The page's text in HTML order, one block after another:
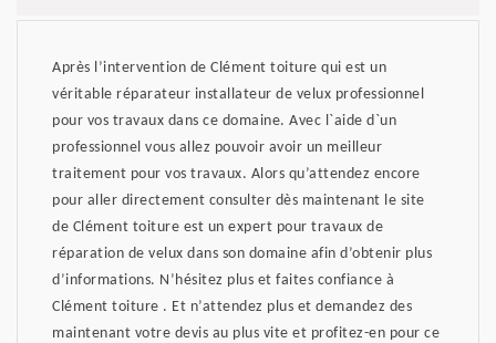
Après l’intervention de Clément toiture qui est un
véritable réparateur installateur de velux professionnel
pour vos travaux dans ce domaine. Avec l`aide d`un
professionnel vous allez pouvoir avoir un meilleur
traitement pour vos travaux. Alors qu’attendez encore
pour aller directement consulter dès maintenant le site
de Clément toiture est un expert pour travaux de
réparation de velux dans son domaine afin d’obtenir plus
d’informations. N’hésitez plus et faites confiance à
Clément toiture . Et n’attendez plus et demandez des
maintenant votre devis au plus vite et profitez-en pour ce